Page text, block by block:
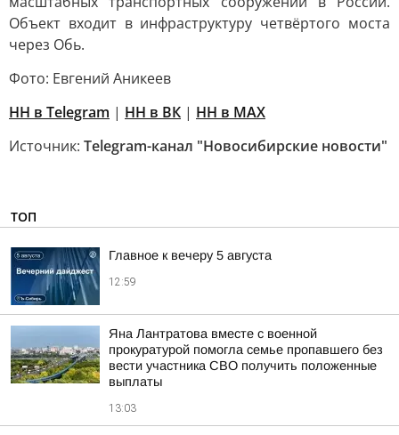
Объект входит в инфраструктуру четвёртого моста
через Обь.
Фото: Евгений Аникеев
НН в Telegram | НН в ВК | НН в MAX
Источник: Telegram-канал "Новосибирские новости"
ТОП
Главное к вечеру 5 августа
12:59
Яна Лантратова вместе с военной
прокуратурой помогла семье пропавшего без
вести участника СВО получить положенные
выплаты
13:03